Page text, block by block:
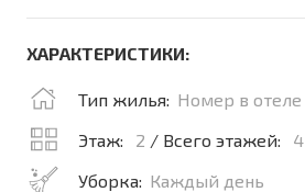
ХАРАКТЕРИСТИКИ:
Тип жилья: Номер в отеле
Этаж:
2 / Всего этажей:
4
Уборка: Каждый день